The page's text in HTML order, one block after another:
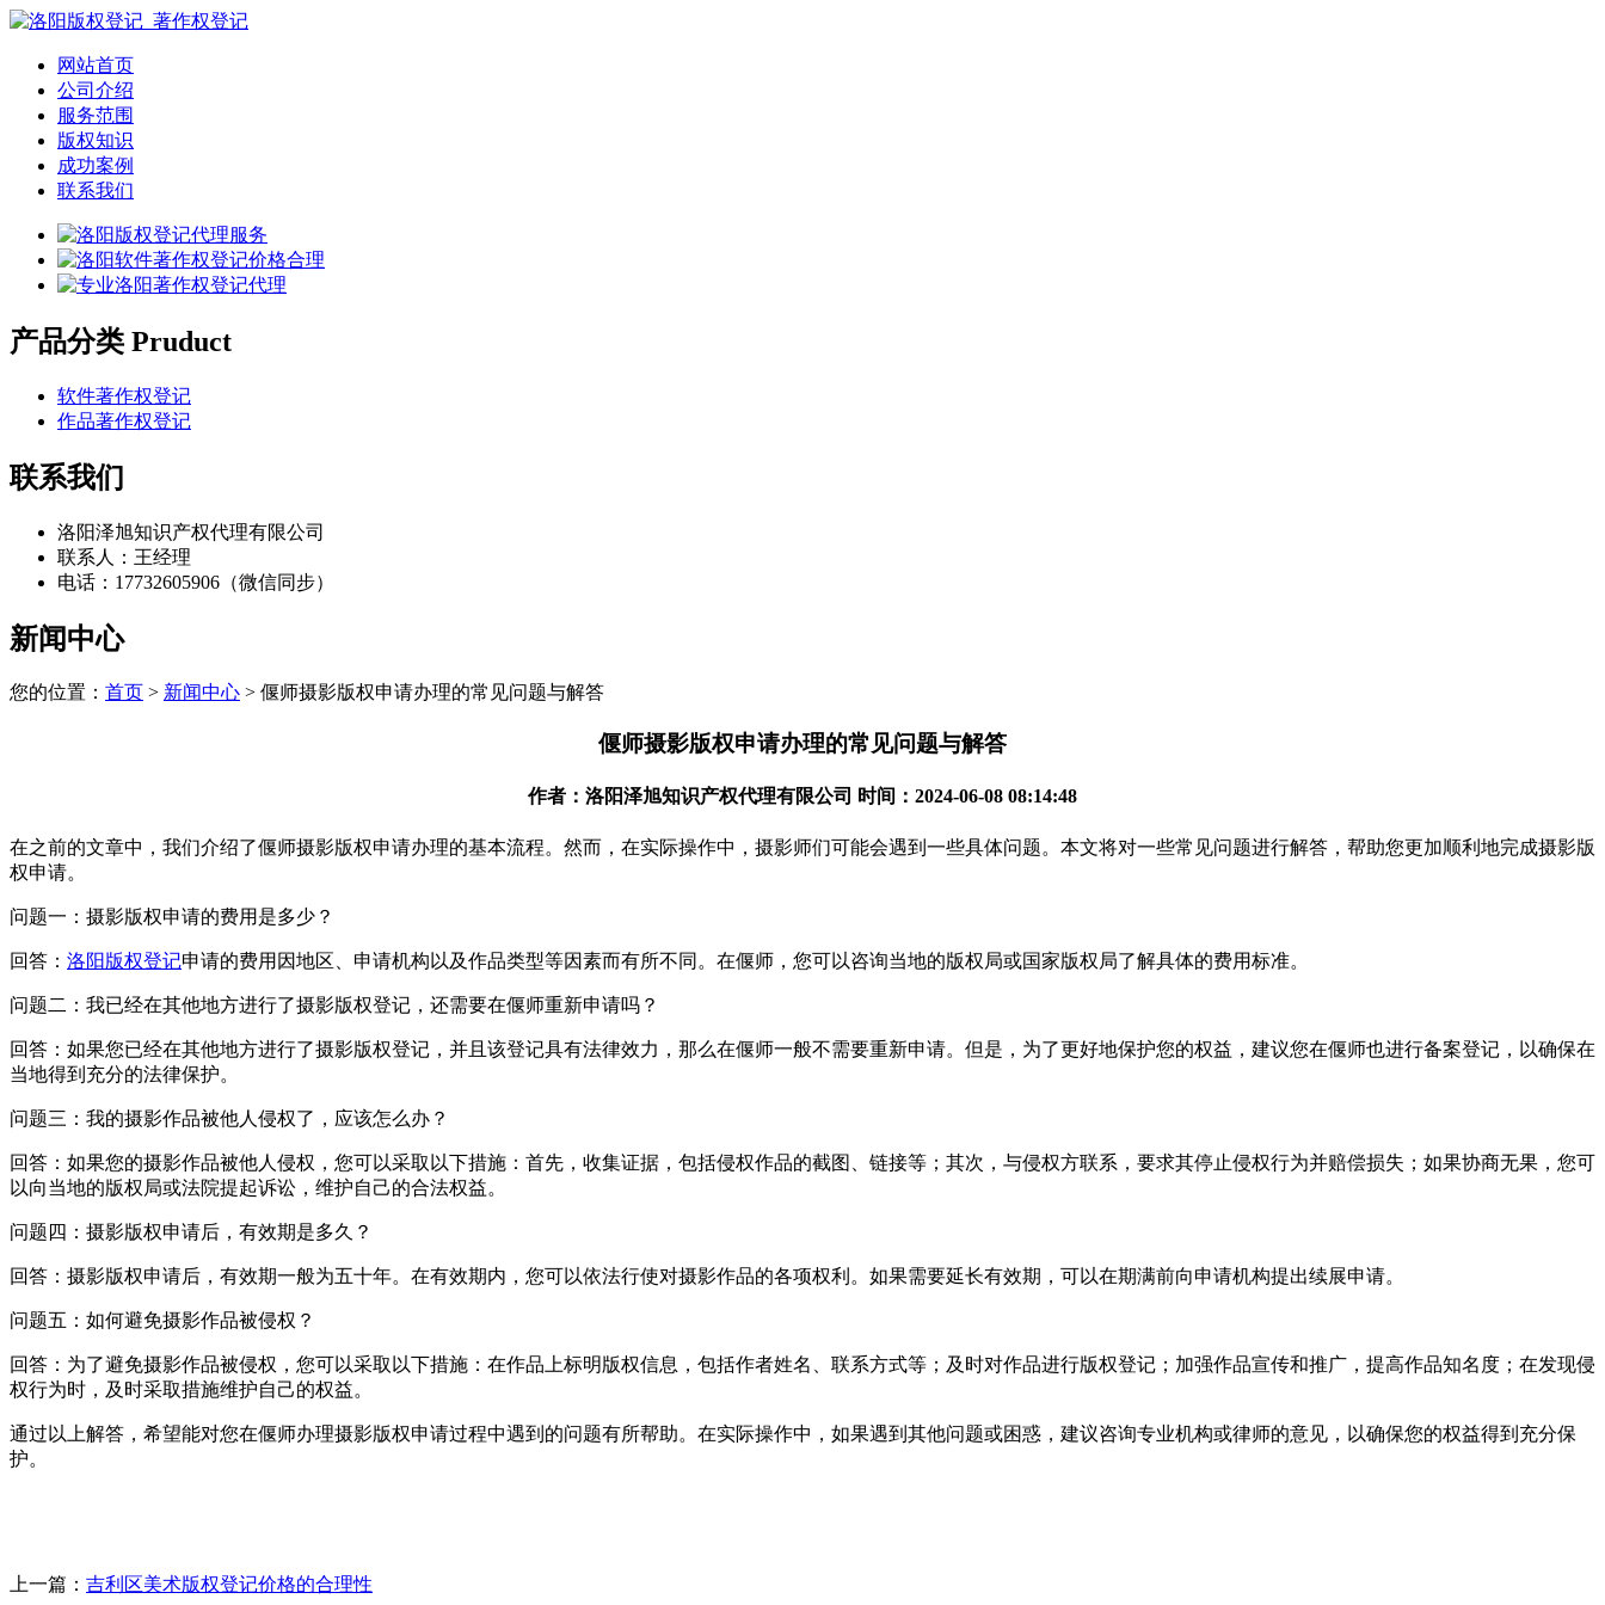
网站首页
公司介绍
服务范围
版权知识
成功案例
联系我们
产品分类 Pruduct
软件著作权登记
作品著作权登记
联系我们
洛阳泽旭知识产权代理有限公司
联系人：王经理
电话：17732605906（微信同步）
新闻中心
您的位置： 首页 > 新闻中心 > 偃师摄影版权申请办理的常见问题与解答
偃师摄影版权申请办理的常见问题与解答
作者：洛阳泽旭知识产权代理有限公司 时间：2024-06-08 08:14:48
在之前的文章中，我们介绍了偃师摄影版权申请办理的基本流程。然而，在实际操作中，摄影师们可能会遇到一些具体问题。本文将对一些常见问题进行解答，帮助您更加顺利地完成摄影版
权申请。
问题一：摄影版权申请的费用是多少？
回答： 洛阳版权登记申请的费用因地区、申请机构以及作品类型等因素而有所不同。在偃师，您可以咨询当地的版权局或国家版权局了解具体的费用标准。
问题二：我已经在其他地方进行了摄影版权登记，还需要在偃师重新申请吗？
回答：如果您已经在其他地方进行了摄影版权登记，并且该登记具有法律效力，那么在偃师一般不需要重新申请。但是，为了更好地保护您的权益，建议您在偃师也进行备案登记，以确保在
当地得到充分的法律保护。
问题三：我的摄影作品被他人侵权了，应该怎么办？
回答：如果您的摄影作品被他人侵权，您可以采取以下措施：首先，收集证据，包括侵权作品的截图、链接等；其次，与侵权方联系，要求其停止侵权行为并赔偿损失；如果协商无果，您可
以向当地的版权局或法院提起诉讼，维护自己的合法权益。
问题四：摄影版权申请后，有效期是多久？
回答：摄影版权申请后，有效期一般为五十年。在有效期内，您可以依法行使对摄影作品的各项权利。如果需要延长有效期，可以在期满前向申请机构提出续展申请。
问题五：如何避免摄影作品被侵权？
回答：为了避免摄影作品被侵权，您可以采取以下措施：在作品上标明版权信息，包括作者姓名、联系方式等；及时对作品进行版权登记；加强作品宣传和推广，提高作品知名度；在发现侵
权行为时，及时采取措施维护自己的权益。
通过以上解答，希望能对您在偃师办理摄影版权申请过程中遇到的问题有所帮助。在实际操作中，如果遇到其他问题或困惑，建议咨询专业机构或律师的意见，以确保您的权益得到充分保
护。
上一篇： 吉利区美术版权登记价格的合理性